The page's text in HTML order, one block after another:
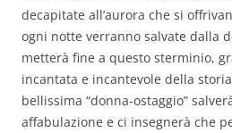
decapitate all’aurora che si
ogni notte verranno salvate dalla
metterà fine a questo sterminio,
incantata e incantevole della
bellissima “donna-ostaggio”
affabulazione e ci insegnerà che